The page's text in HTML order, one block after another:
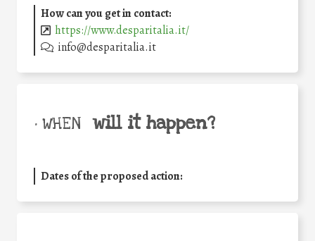
How can you get in contact:
https://www.desparitalia.it/
info@desparitalia.it
• WHEN will it happen?
Dates of the proposed action: